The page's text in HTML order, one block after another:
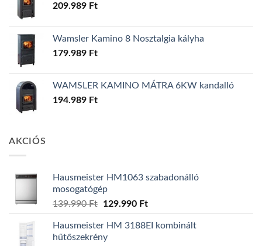
209.989 Ft
Wamsler Kamino 8 Nosztalgia kályha
179.989 Ft
WAMSLER KAMINO MÁTRA 6KW kandalló
194.989 Ft
AKCIÓS
Hausmeister HM1063 szabadonálló
mosogatógép
139.990Ft
Original
was:
139.990 Ft.
129.990 FtCurrent
is:
Hausmeister HM 3188EI kombinált
hűtőszekrény